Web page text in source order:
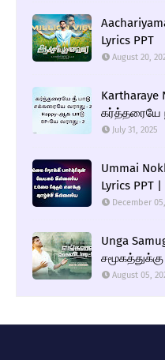
Lyrics PPT
August 20,
Kartharaye
கர்த்தரையே
July 31, 2025
Ummai
Lyrics
December
Unga
August 05,